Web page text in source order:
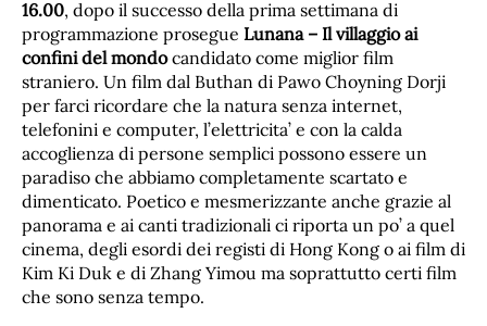
16.00, dopo il successo della prima settimana di
programmazione prosegue Lunana – Il villaggio ai
confini del mondocandidato come miglior film
straniero. Un film dal Buthan di Pawo Choyning Dorji
per farci ricordare che la natura senza internet,
telefonini e computer, l’elettricita’ e con la calda
accoglienza di persone semplici possono essere un
paradiso che abbiamo completamente scartato e
dimenticato. Poetico e mesmerizzante anche grazie al
panorama e ai canti tradizionali ci riporta un po’ a quel
cinema, degli esordi dei registi di Hong Kong o ai film di
Kim Ki Duk e di Zhang Yimou ma soprattutto certi film
che sono senza tempo.